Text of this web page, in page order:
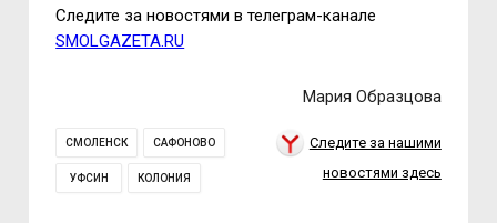
Следите за новостями в телеграм-канале
SMOLGAZETA.RU
Мария Образцова
СМОЛЕНСК САФОНОВО
УФСИН КОЛОНИЯ
Следите за нашими
новостями здесь